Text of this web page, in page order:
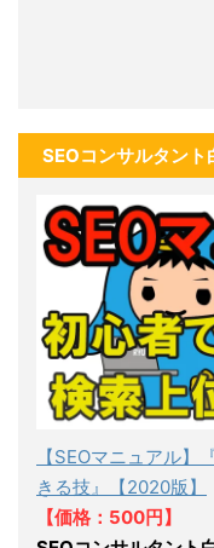
SEOコンサルタン
【SEOマニュアル
きる技』【2020版】
【価格：500円】